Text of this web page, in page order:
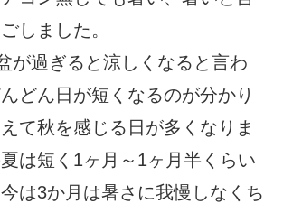
しました。
が過ぎると涼しくなると言わ
どん日が短くなるのが分かり
て秋を感じる日が多くなりま
は短く1ヶ月～1ヶ月半くらい
は3か月は暑さに我慢しなくち